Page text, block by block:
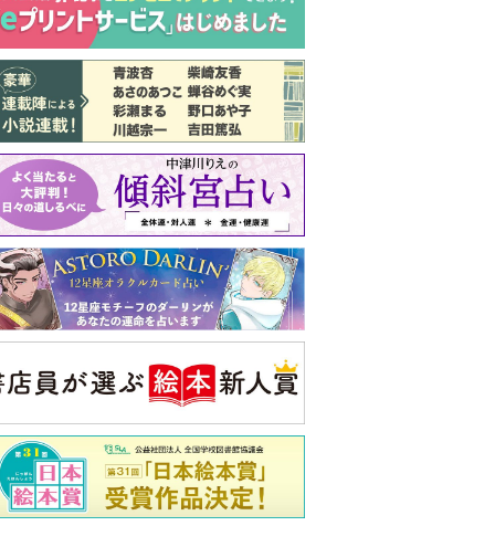
最新号
バックナンバー
注目トピ
義実家について、義弟が私へ怒りのLINE
ピアノの月謝、払うべき？
公論新社の本
三千円の使いかた
詳しくみる
フォメーション